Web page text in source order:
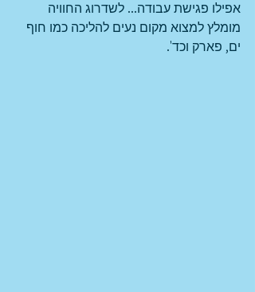
אפילו פגישת עבודה... לשדרוג החוויה
מומלץ למצוא מקום נעים להליכה כמו חוף
ים, פארק וכד'.